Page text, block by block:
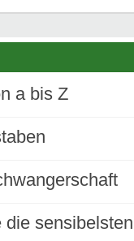
a bis Z
die